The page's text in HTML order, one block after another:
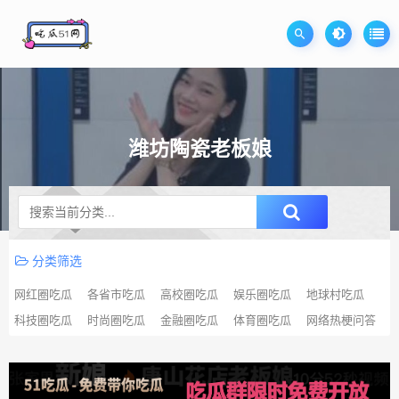
潍坊陶瓷老板娘
升级SVIP无限免费下载
分类筛选
网红圈吃瓜 各省市吃瓜 高校圈吃瓜 娱乐圈吃瓜 地球村吃瓜
科技圈吃瓜 时尚圈吃瓜 金融圈吃瓜 体育圈吃瓜 网络热梗问答